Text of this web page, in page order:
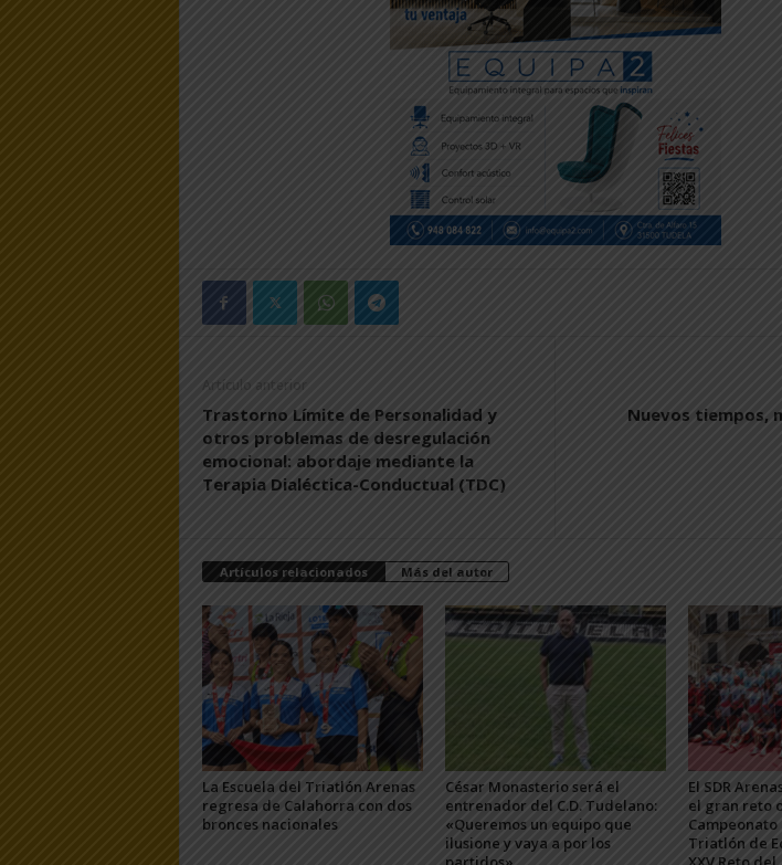
Artículo anterior
Trastorno Límite de Personalidad y
otros problemas de desregulación
emocional: abordaje mediante la
Terapia Dialéctica-Conductual (TDC)
Nuevos tiempos,
Artículos relacionados Más del autor
La Escuela del Triatlón Arenas
regresa de Calahorra con dos
bronces nacionales
César Monasterio será el
entrenador del C.D. Tudelano:
«Queremos un equipo que
ilusione y vaya a por los
El SDR
el gran reto
Campeonato
Triatlón de